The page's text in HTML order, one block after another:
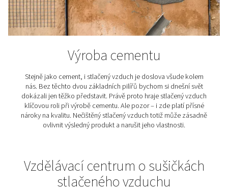
Textilní průmysl
Aby textilie obstály v náročném světě módy,